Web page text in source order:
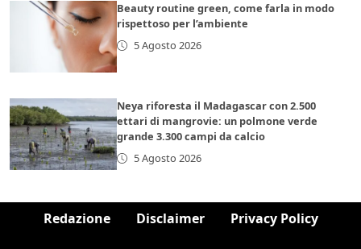
Beauty routine green, come farla in modo
rispettoso per l’ambiente
5 Agosto 2026
Neya riforesta il Madagascar con 2.500
ettari di mangrovie: un polmone verde
grande 3.300 campi da calcio
5 Agosto 2026
Redazione Disclaimer Privacy Policy